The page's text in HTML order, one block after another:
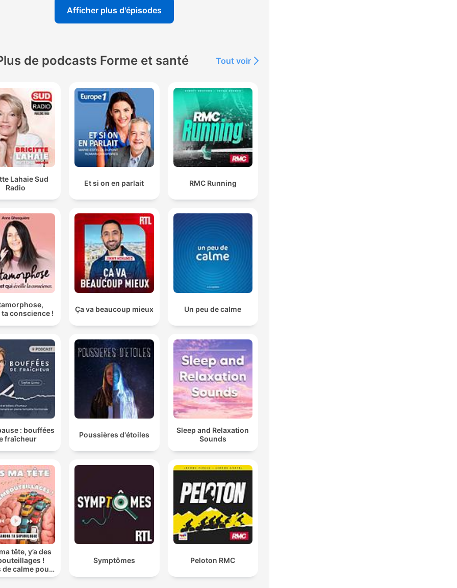
Afficher plus d'épisodes
de podcasts Forme et santé Tout voir
Lahaie Sud
Radio
Et si on en parlait RMC Running
conscience !
Ça va beaucoup mieux Un peu de calme
: bouffées
fraîcheur
Poussières d'étoiles
Sleep and Relaxation
Sounds
tête, y’a des
!
de calme pour
agités
Symptômes Peloton RMC